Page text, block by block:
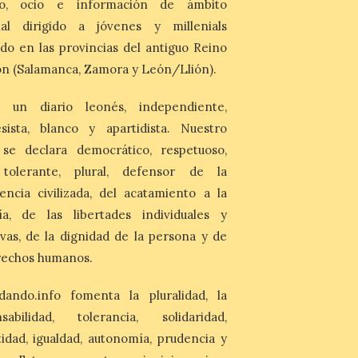
durante el fin de semana. El dispositivo
desplegado por la Institución ha atendido
a nueve personas heridas en el […]
Zamora impulsa la
identidad histórica de
Olivares con la instalación
de nuevas placas
cerámicas en el callejero
del barrio
10 Ago 2026
Se han instalado dieciséis
azulejos de 15 x 15
centímetros y esmaltadas siguiendo
procedimientos tradicionales. Cada una
de las placas cuenta con un diseño
exclusivo realizado por Víctor Hernández.
ocio e información de ámbito
dirigido a jóvenes y millenials
en las provincias del antiguo Reino
(Salamanca, Zamora y León/Llión).
un diario leonés, independiente,
blanco y apartidista. Nuestro
declara democrático, respetuoso,
tolerante, plural, defensor de la
civilizada, del acatamiento a la
de las libertades individuales y
de la dignidad de la persona y de
humanos.
fomenta la pluralidad, la
tolerancia, solidaridad,
igualdad, autonomía, prudencia y